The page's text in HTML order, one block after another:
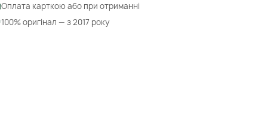
Оплата карткою або при отриманні
100% оригінал — з 2017 року